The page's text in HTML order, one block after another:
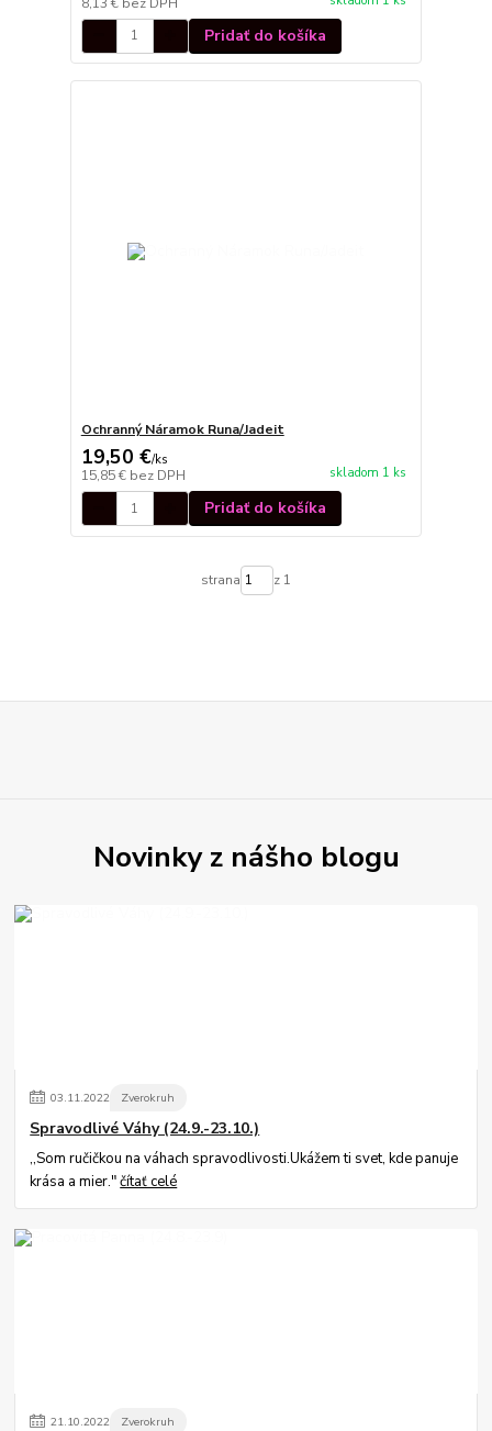
Pridať do košíka
Ochranný Náramok Runa/Jadeit
19,50 €/ks
15,85 € bez DPH skladom 1 ks
Pridať do košíka
strana z 1
Novinky z nášho blogu
03.11.2022 Zverokruh
Spravodlivé Váhy (24.9.-23.10.)
,,Som ručičkou na váhach spravodlivosti.Ukážem ti svet, kde panuje
krása a mier."čítať celé
21.10.2022 Zverokruh